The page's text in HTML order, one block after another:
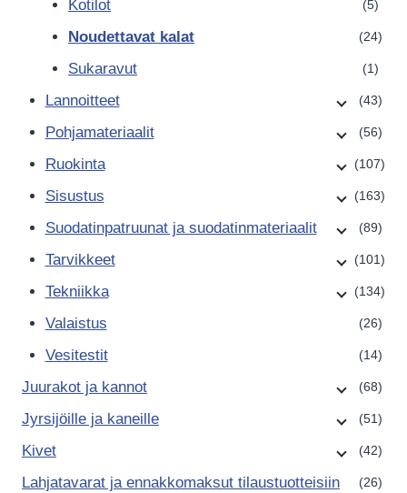
Kotilot (5)
Noudettavat kalat (24)
Sukaravut (1)
Lannoitteet (43)
Pohjamateriaalit (56)
Ruokinta (107)
Sisustus (163)
Suodatinpatruunat ja suodatinmateriaalit (89)
Tarvikkeet (101)
Tekniikka (134)
Valaistus (26)
Vesitestit (14)
Juurakot ja kannot (68)
Jyrsijöille ja kaneille (51)
Kivet (42)
Lahjatavarat ja ennakkomaksut tilaustuotteisiin (26)